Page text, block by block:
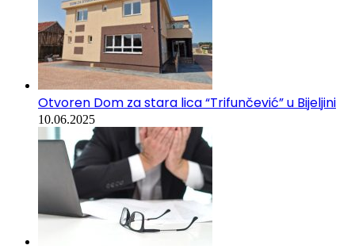
Otvoren Dom za stara lica “Trifunčević” u Bijeljini
10.06.2025